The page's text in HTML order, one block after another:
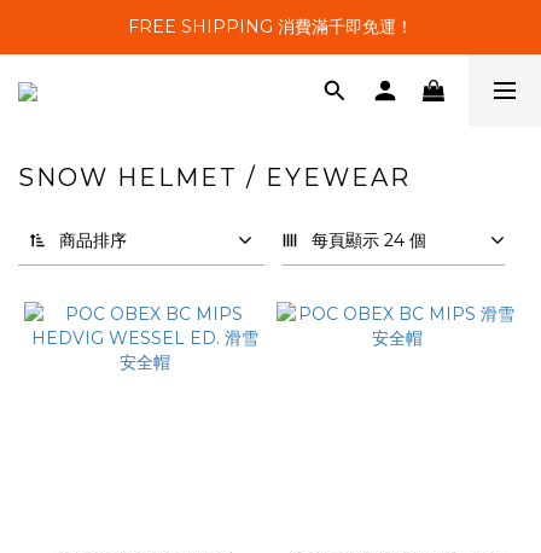
FREE SHIPPING 消費滿千即免運！
SNOW HELMET / EYEWEAR
商品排序 每頁顯示 24 個